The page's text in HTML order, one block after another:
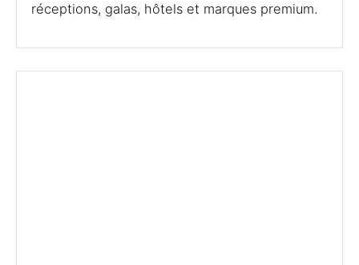
réceptions, galas, hôtels et marques premium.